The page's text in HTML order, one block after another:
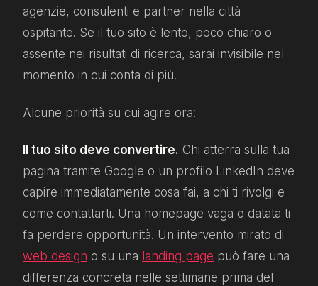
agenzie, consulenti e partner nella città
ospitante. Se il tuo sito è lento, poco chiaro o
assente nei risultati di ricerca, sarai invisibile nel
momento in cui conta di più.
Alcune priorità su cui agire ora:
Il tuo sito deve convertire. Chi atterra sulla tua
pagina tramite Google o un profilo LinkedIn deve
capire immediatamente cosa fai, a chi ti rivolgi e
come contattarti. Una homepage vaga o datata ti
fa perdere opportunità. Un intervento mirato di
web design o su una landing page può fare una
differenza concreta nelle settimane prima del